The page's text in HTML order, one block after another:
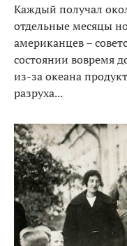
Каждый получал
отдельные месяцы
американцев –
состоянии вовремя
из-за океана
разруха...